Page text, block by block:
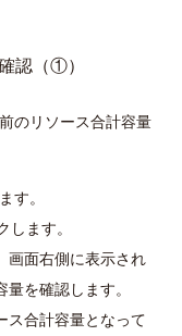
認（①）
のリソース合計容量
す。
します。
画面右側に表示され
を確認します。
ス合計容量となって